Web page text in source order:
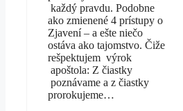
každý pravdu. Podobne
ako zmienené 4 prístupy o
Zjavení – a ešte niečo
ostáva ako tajomstvo. Čiže
rešpektujem výrok
apoštola: Z čiastky
poznávame a z čiastky
prorokujeme…